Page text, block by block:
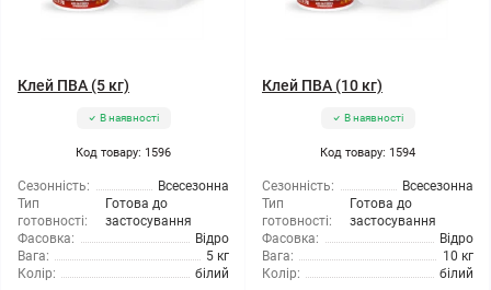
Клей ПВА (5 кг)
В наявності
Код товару: 1596
Сезонність:
Всесезонна
Тип
готовності:
Готова до
застосування
Фасовка:
Відро
Вага:
5 кг
Колір:
білий
Клей ПВА (10 кг)
В наявності
Код товару: 1594
Сезонність:
Всесезонна
Тип
готовності:
Готова до
застосування
Фасовка:
Відро
Вага:
10 кг
Колір:
білий